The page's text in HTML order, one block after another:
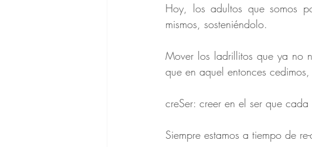
Hoy, los adultos que somos
mismos, sosteniéndolo.
Mover los ladrillitos que ya no
que en aquel entonces
creSer: creer en el ser que cada
Siempre estamos a tiempo de